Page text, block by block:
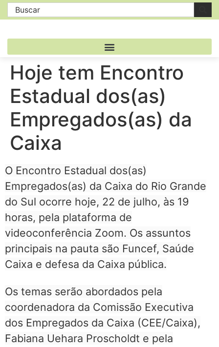
Hoje tem Encontro
Estadual dos(as)
Empregados(as) da
Caixa
O Encontro Estadual dos(as)
Empregados(as) da Caixa do Rio Grande
do Sul ocorre hoje, 22 de julho, às 19
horas, pela plataforma de
videoconferência Zoom. Os assuntos
principais na pauta são Funcef, Saúde
Caixa e defesa da Caixa pública.
Os temas serão abordados pela
coordenadora da Comissão Executiva
dos Empregados da Caixa (CEE/Caixa),
Fabiana Uehara Proscholdt e pela